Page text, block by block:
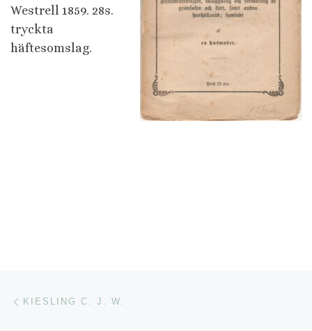
Westrell 1859. 28s.
tryckta
häftesomslag.
Inläggsnavigering
KIESLING C. J. W.